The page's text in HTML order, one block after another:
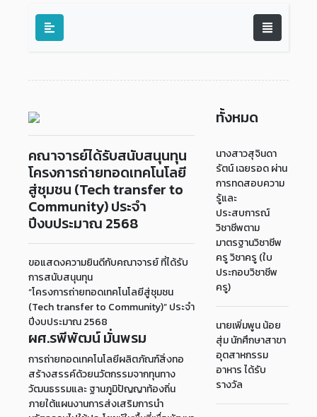
คณาจารย์ได้รับสนับสนุนทุน
โครงการถ่ายทอดเทคโนโลยี
สู่ชุมชน (Tech transfer to
Community) ประจำ
ปีงบประมาณ 2568
ขอแสดงความยินดีกับคณาจารย์ ที่ได้รับ
การสนับสนุนทุน
“โครงการถ่ายทอดเทคโนโลยีสู่ชุมชน
(Tech transfer to Community)” ประจำ
ปีงบประมาณ 2568
ผศ.รพีพัฒน์ มั่นพรม
การถ่ายทอดเทคโนโลยีผลิตภัณฑ์สิ่งทอ
สร้างสรรค์ด้วยนวัตกรรมจากทุนทาง
วัฒนธรรมและ ฐานภูมิปัญญาท้องถิ่น
ภายใต้แผนงานการส่งเสริมการนำ
ทั้งหมด
นางสาวสุจินดา
รัตน์ เฉยรอด ผ่าน
การทดสอบความ
รู้และ
ประสบการณ์
วิชาชีพตาม
มาตรฐานวิชาชีพ
ครู วิชาครู (ใบ
ประกอบวิชาชีพ
ครู)
นายเพิ่มพูน น้อย
สุ่ม นักศึกษาสาขา
อุตสาหกรรม
อาหาร ได้รับ
รางวัล